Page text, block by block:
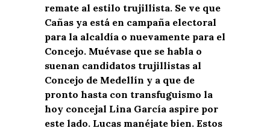
remate al estilo trujillista. Se ve que
Cañas ya está en campaña electoral
para la alcaldía o nuevamente para el
Concejo. Muévase que se habla o
suenan candidatos trujillistas al
Concejo de Medellín y a que de
pronto hasta con transfuguismo la
hoy concejal Lina García aspire por
este lado. Lucas manéjate bien. Estos